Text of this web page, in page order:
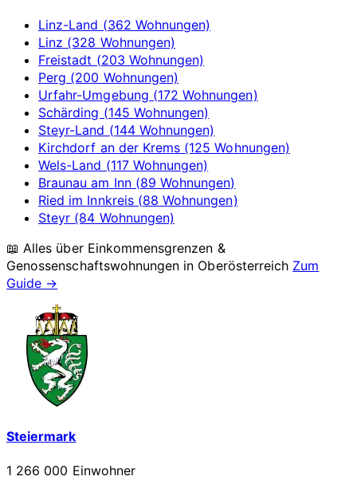
Linz-Land (362 Wohnungen)
Linz (328 Wohnungen)
Freistadt (203 Wohnungen)
Perg (200 Wohnungen)
Urfahr-Umgebung (172 Wohnungen)
Schärding (145 Wohnungen)
Steyr-Land (144 Wohnungen)
Kirchdorf an der Krems (125 Wohnungen)
Wels-Land (117 Wohnungen)
Braunau am Inn (89 Wohnungen)
Ried im Innkreis (88 Wohnungen)
Steyr (84 Wohnungen)
📖 Alles über Einkommensgrenzen &
Genossenschaftswohnungen in Oberösterreich Zum
Guide →
Steiermark
1 266 000 Einwohner